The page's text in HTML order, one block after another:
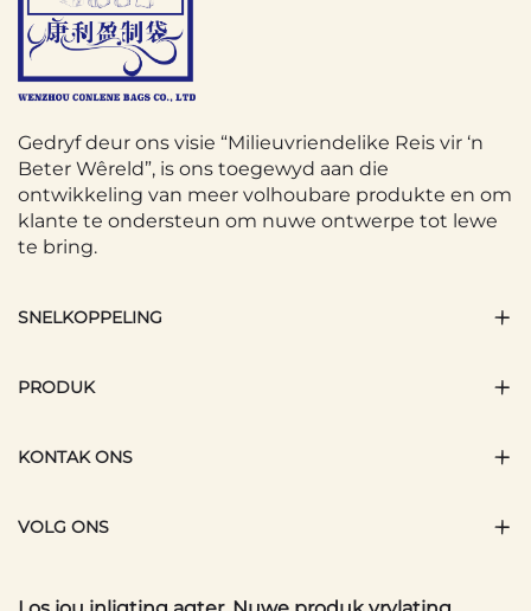
Gedryf deur ons visie “Milieuvriendelike Reis vir ‘n
Beter Wêreld”, is ons toegewyd aan die
ontwikkeling van meer volhoubare produkte en om
klante te ondersteun om nuwe ontwerpe tot lewe
te bring.
SNELKOPPELING
PRODUK
KONTAK ONS
VOLG ONS